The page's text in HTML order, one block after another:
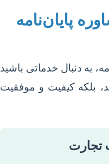
پایان‌نامه
به دنبال خدماتی باشید
بلکه کیفیت و موفقیت
تجارت